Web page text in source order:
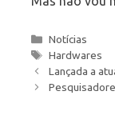
Categories
Notícias
Tags
Hardwares
Lançada a